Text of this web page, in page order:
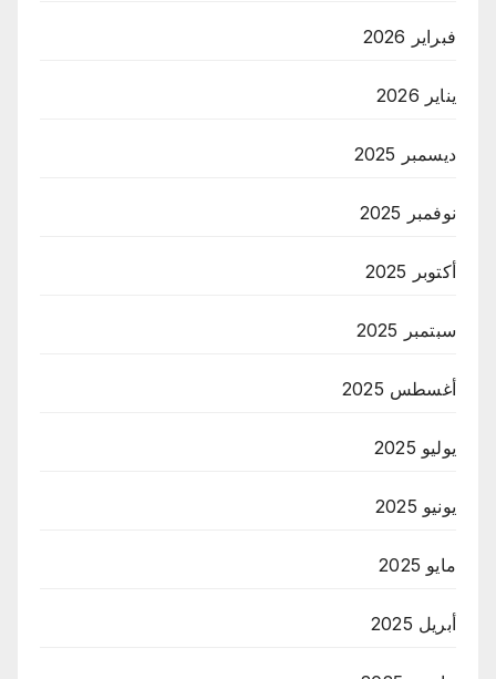
فبراير 2026
يناير 2026
ديسمبر 2025
نوفمبر 2025
أكتوبر 2025
سبتمبر 2025
أغسطس 2025
يوليو 2025
يونيو 2025
مايو 2025
أبريل 2025